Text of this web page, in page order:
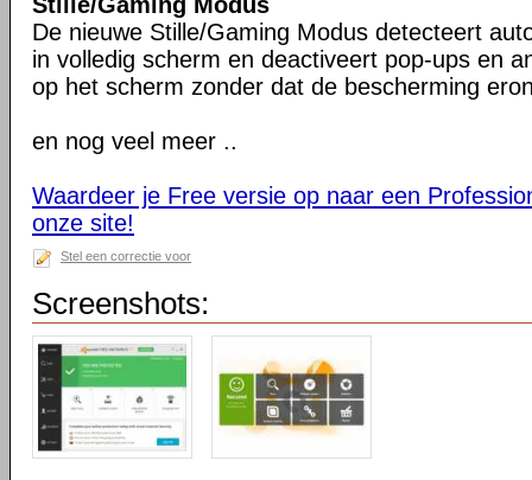
De nieuwe Stille/Gaming Modus detecteert
in volledig scherm en deactiveert pop-ups en
op het scherm zonder dat de bescherming
en nog veel meer ..
Waardeer je Free versie op naar een
onze site!
Stel een correctie voor
Screenshots: